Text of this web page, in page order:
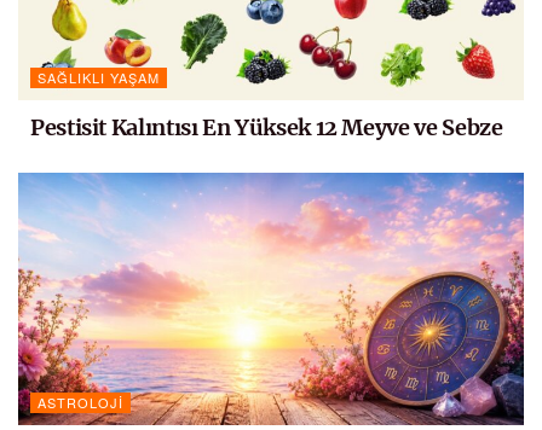
SAĞLIKLI YAŞAM
Pestisit Kalıntısı En Yüksek 12 Meyve ve Sebze
ASTROLOJI